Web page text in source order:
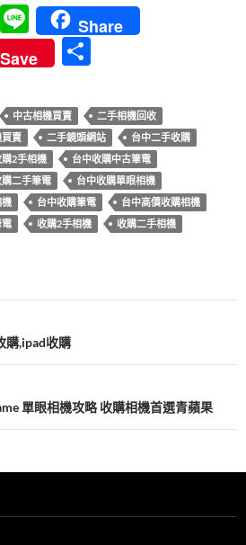
T
Li
n
e
Share
Save
中古相機買賣
二手相機回收
買賣 二手鏡頭網站
台中二手收購
購2手相機
台中收購中古筆電
購二手筆電
台中收購單眼相機
機 台中收購筆電
台中高價收購相機
電 收購2手相機
收購二手相機
購,ipad收購
單眼相機攻略 收購相機首選青蘋果